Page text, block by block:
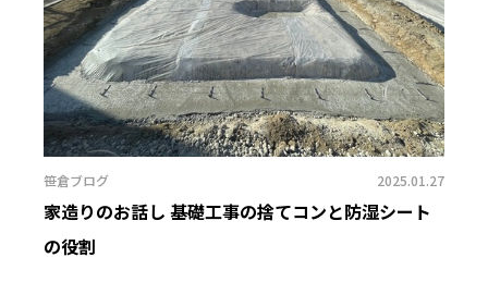
笹倉ブログ 2025.01.27
家造りのお話し 基礎工事の捨てコンと防湿シート
の役割